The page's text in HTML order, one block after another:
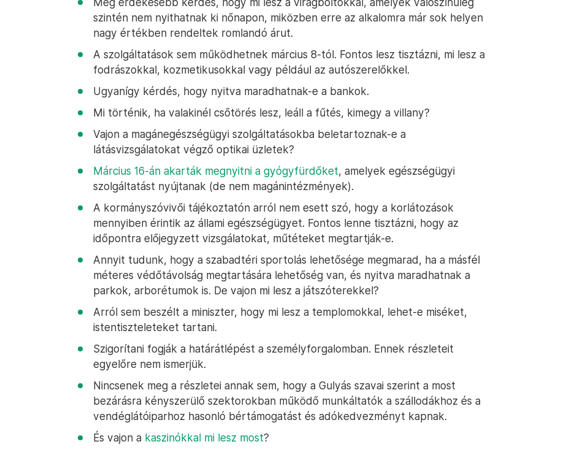
szintén nem nyithatnak ki nőnapon, miközben erre az alkalomra már sok helyen
nagy értékben rendeltek romlandó árut.
A szolgáltatások sem működhetnek március 8-tól. Fontos lesz tisztázni, mi lesz a
fodrászokkal, kozmetikusokkal vagy például az autószerelőkkel.
Ugyanígy kérdés, hogy nyitva maradhatnak-e a bankok.
Mi történik, ha valakinél csőtörés lesz, leáll a fűtés, kimegy a villany?
Vajon a magánegészségügyi szolgáltatásokba beletartoznak-e a
látásvizsgálatokat végző optikai üzletek?
Március 16-án akarták megnyitni a gyógyfürdőket, amelyek egészségügyi
szolgáltatást nyújtanak (de nem magánintézmények).
A kormányszóvivői tájékoztatón arról nem esett szó, hogy a korlátozások
mennyiben érintik az állami egészségügyet. Fontos lenne tisztázni, hogy az
időpontra előjegyzett vizsgálatokat, műtéteket megtartják-e.
Annyit tudunk, hogy a szabadtéri sportolás lehetősége megmarad, ha a másfél
méteres védőtávolság megtartására lehetőség van, és nyitva maradhatnak a
parkok, arborétumok is. De vajon mi lesz a játszóterekkel?
Arról sem beszélt a miniszter, hogy mi lesz a templomokkal, lehet-e miséket,
istentiszteleteket tartani.
Szigorítani fogják a határátlépést a személyforgalomban. Ennek részleteit
egyelőre nem ismerjük.
Nincsenek meg a részletei annak sem, hogy a Gulyás szavai szerint a most
bezárásra kényszerülő szektorokban működő munkáltatók a szállodákhoz és a
vendéglátóiparhoz hasonló bértámogatást és adókedvezményt kapnak.
És vajon a kaszinókkal mi lesz most?